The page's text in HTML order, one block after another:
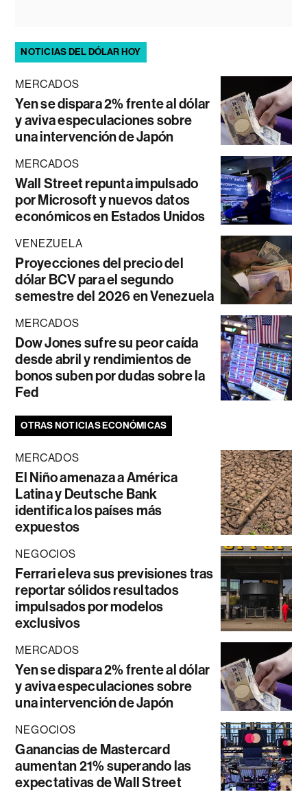
NOTICIAS DEL DÓLAR HOY
MERCADOS
Yen se dispara 2% frente al dólar
y aviva especulaciones sobre
una intervención de Japón
MERCADOS
Wall Street repunta impulsado
por Microsoft y nuevos datos
económicos en Estados Unidos
VENEZUELA
Proyecciones del precio del
dólar BCV para el segundo
semestre del 2026 en Venezuela
MERCADOS
Dow Jones sufre su peor caída
desde abril y rendimientos de
bonos suben por dudas sobre la
Fed
OTRAS NOTICIAS ECONÓMICAS
MERCADOS
El Niño amenaza a América
Latina y Deutsche Bank
identifica los países más
expuestos
NEGOCIOS
Ferrari eleva sus previsiones tras
reportar sólidos resultados
impulsados por modelos
exclusivos
MERCADOS
Yen se dispara 2% frente al dólar
y aviva especulaciones sobre
una intervención de Japón
NEGOCIOS
Ganancias de Mastercard
aumentan 21% superando las
expectativas de Wall Street